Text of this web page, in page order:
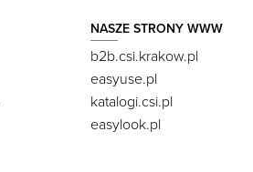
NASZE STRONY WWW
b2b.csi.krakow.pl
easyuse.pl
katalogi.csi.pl
easylook.pl